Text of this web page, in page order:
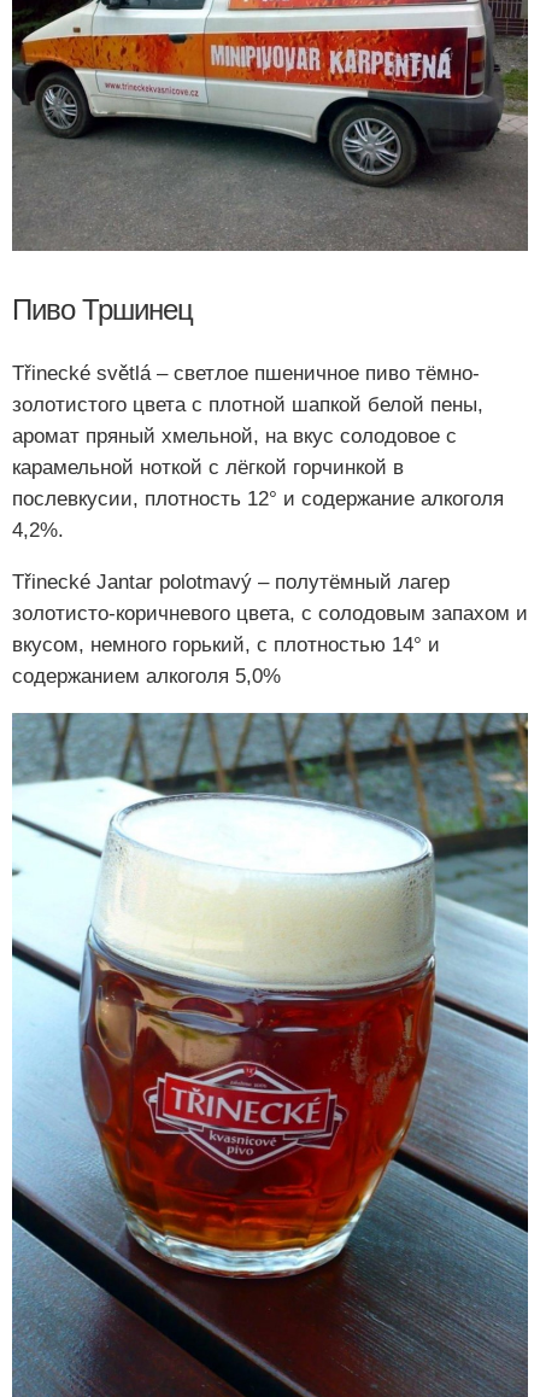
Пиво Тршинец
Třinecké světlá – светлое пшеничное пиво тёмно-
золотистого цвета с плотной шапкой белой пены,
аромат пряный хмельной, на вкус солодовое с
карамельной ноткой с лёгкой горчинкой в
послевкусии, плотность 12° и содержание алкоголя
4,2%.
Třinecké Jantar polotmavý – полутёмный лагер
золотисто-коричневого цвета, с солодовым запахом и
вкусом, немного горький, с плотностью 14° и
содержанием алкоголя 5,0%